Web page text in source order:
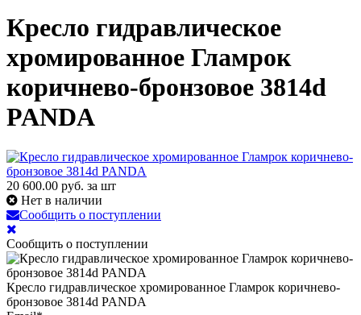
Кресло гидравлическое
хромированное Гламрок
коричнево-бронзовое 3814d
PANDA
20 600.00 руб. за шт
Нет в наличии
Сообщить о поступлении
Сообщить о поступлении
Кресло гидравлическое хромированное Гламрок коричнево-
бронзовое 3814d PANDA